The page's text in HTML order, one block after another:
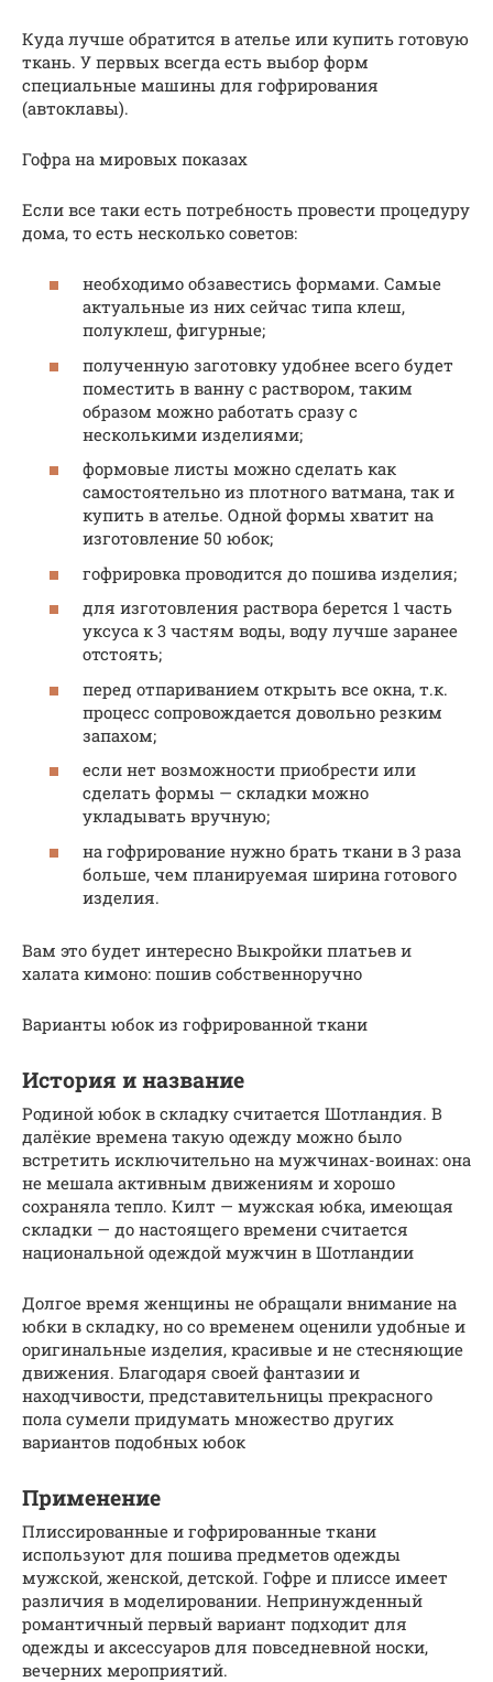
Куда лучше обратится в ателье или купить готовую
ткань. У первых всегда есть выбор форм
специальные машины для гофрирования
(автоклавы).
Гофра на мировых показах
Если все таки есть потребность провести процедуру
дома, то есть несколько советов:
необходимо обзавестись формами. Самые
актуальные из них сейчас типа клеш,
полуклеш, фигурные;
полученную заготовку удобнее всего будет
поместить в ванну с раствором, таким
образом можно работать сразу с
несколькими изделиями;
формовые листы можно сделать как
самостоятельно из плотного ватмана, так и
купить в ателье. Одной формы хватит на
изготовление 50 юбок;
гофрировка проводится до пошива изделия;
для изготовления раствора берется 1 часть
уксуса к 3 частям воды, воду лучше заранее
отстоять;
перед отпариванием открыть все окна, т.к.
процесс сопровождается довольно резким
запахом;
если нет возможности приобрести или
сделать формы — складки можно
укладывать вручную;
на гофрирование нужно брать ткани в 3 раза
больше, чем планируемая ширина готового
изделия.
Вам это будет интересно Выкройки платьев и
халата кимоно: пошив собственноручно
Варианты юбок из гофрированной ткани
История и название
Родиной юбок в складку считается Шотландия. В
далёкие времена такую одежду можно было
встретить исключительно на мужчинах-воинах: она
не мешала активным движениям и хорошо
сохраняла тепло. Килт — мужская юбка, имеющая
складки — до настоящего времени считается
национальной одеждой мужчин в Шотландии
Долгое время женщины не обращали внимание на
юбки в складку, но со временем оценили удобные и
оригинальные изделия, красивые и не стесняющие
движения. Благодаря своей фантазии и
находчивости, представительницы прекрасного
пола сумели придумать множество других
вариантов подобных юбок
Применение
Плиссированные и гофрированные ткани
используют для пошива предметов одежды
мужской, женской, детской. Гофре и плиссе имеет
различия в моделировании. Непринужденный
романтичный первый вариант подходит для
одежды и аксессуаров для повседневной носки,
вечерних мероприятий.